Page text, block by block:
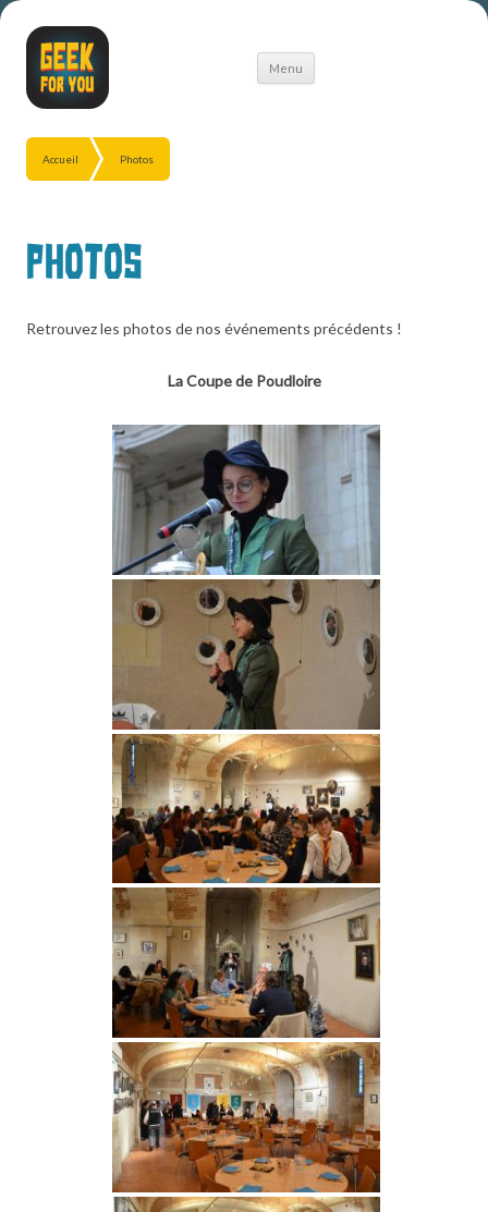
Menu
Aller
Accueil Photos
Photos
Retrouvez les photos de nos événements précédents !
La Coupe de Poudloire